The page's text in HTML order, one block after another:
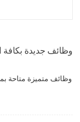
وظائف جديدة بكافة
وظائف متميزة متاحة